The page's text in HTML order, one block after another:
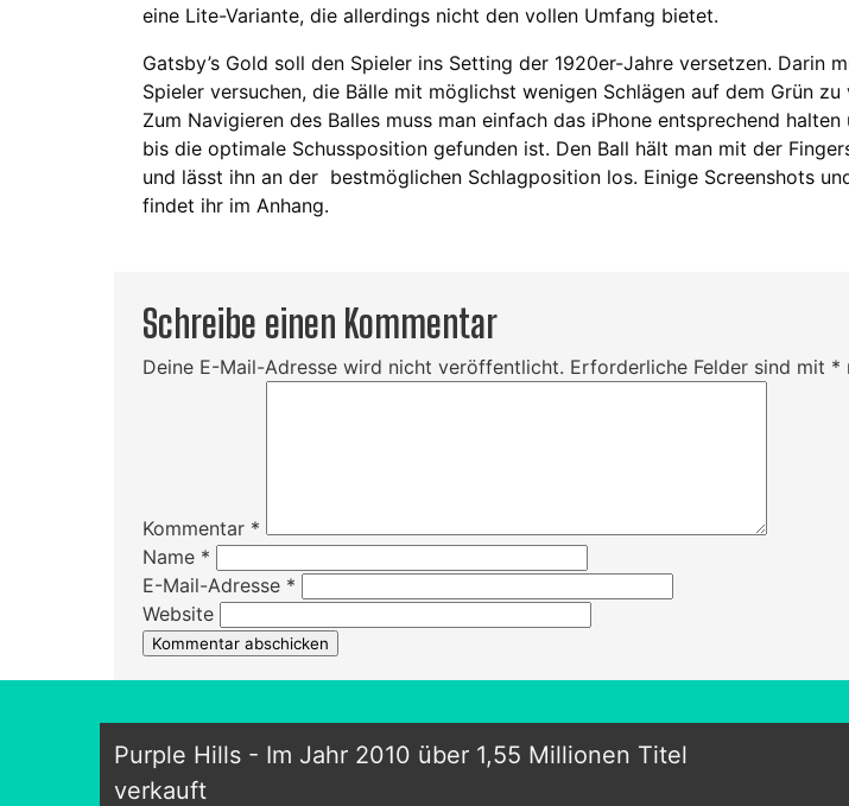
eine Lite-Variante, die allerdings nicht den vollen Umfang bietet.
Gatsby’s Gold soll den Spieler ins Setting der 1920er-Jahre versetzen. Darin
Spieler versuchen, die Bälle mit möglichst wenigen Schlägen auf dem Grün zu
Zum Navigieren des Balles muss man einfach das iPhone entsprechend halten
bis die optimale Schussposition gefunden ist. Den Ball hält man mit der
und lässt ihn an der bestmöglichen Schlagposition los. Einige Screenshots
findet ihr im Anhang.
Schreibe einen Kommentar
Deine E-Mail-Adresse wird nicht veröffentlicht. Erforderliche Felder sind mit *
Kommentar *
Name *
E-Mail-Adresse *
Website
Purple Hills - Im Jahr 2010 über 1,55 Millionen Titel
verkauft